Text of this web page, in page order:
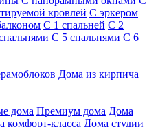
кровлей С эркером
С 1 спальней С 2
С 5 спальнями С 6
Дома из кирпича
дома Премиум дома Дома
комфорт-класса Дома студии